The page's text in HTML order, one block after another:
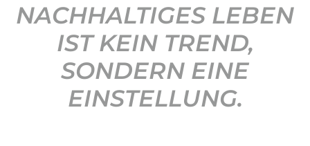
NACHHALTIGES LEBEN
IST KEIN TREND,
SONDERN EINE
EINSTELLUNG.